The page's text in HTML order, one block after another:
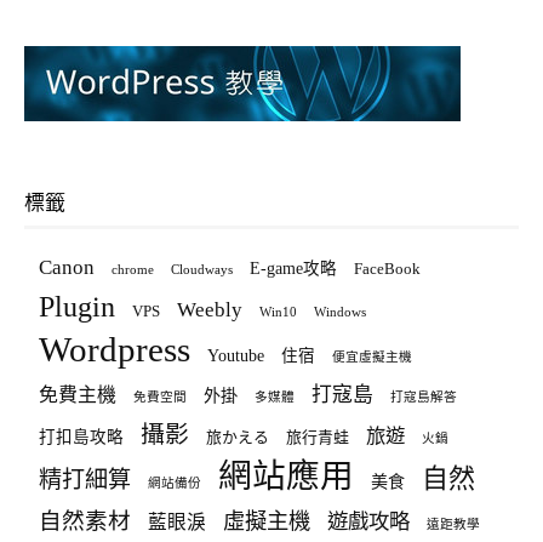
標籤
Canon chrome Cloudways E-game攻略 FaceBook
Plugin VPS Weebly Win10 Windows
Wordpress Youtube 住宿 便宜虛擬主機
免費主機 免費空間 外掛 多媒體 打寇島 打寇島解答
打扣島攻略 攝影 旅かえる 旅行青蛙 旅遊 火鍋
精打細算 網站備份 網站應用 美食 自然
自然素材 藍眼淚 虛擬主機 遊戲攻略 遠距教學